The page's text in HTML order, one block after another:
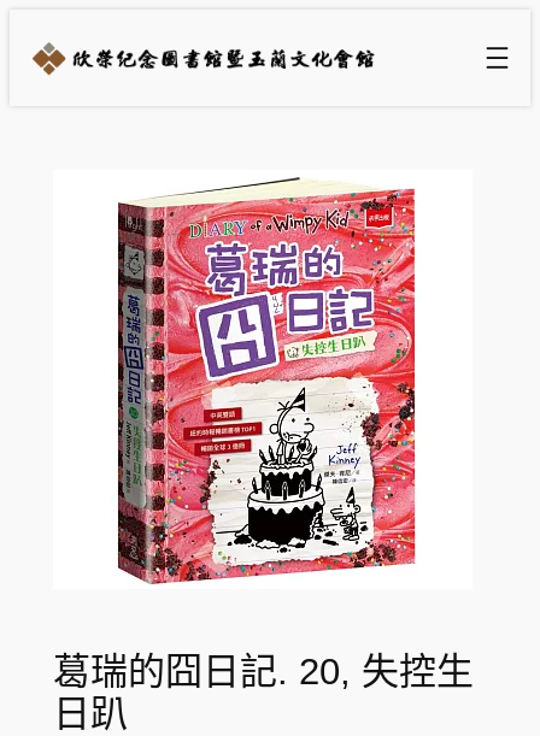
葛瑞的囧日記. 20, 失控生
日趴